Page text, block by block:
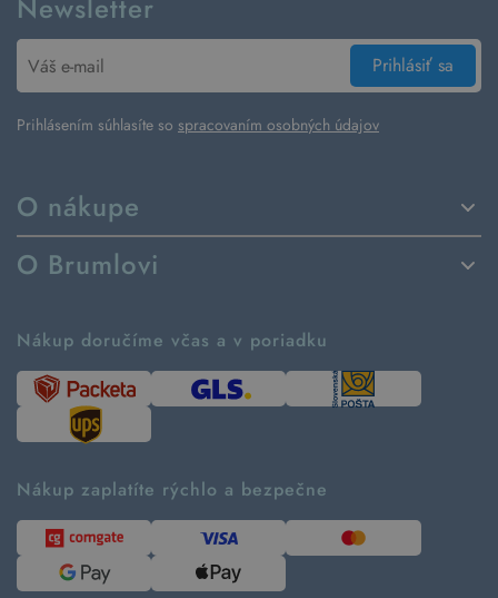
O nákupe
Spôsoby dodania a platby
Vrátenie tovaru a reklamácia
Návod ako nakupovať
Tabuľka veľkostí
Predávané značky
Kontakt
O Brumlovi
Ako tvoríme second hand
Časté otázky
Kde pomáhame
Udržateľnosť
Blog
Pre médiá
Newsletter
Prihlásiť sa
Prihlásením súhlasíte so spracovaním osobných údajov
Nákup doručíme včas a v poriadku
Nákup zaplatíte rýchlo a bezpečne